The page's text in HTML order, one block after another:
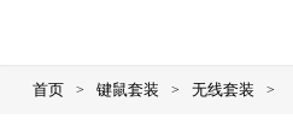
首页 > 键鼠套装 > 无线套装 >